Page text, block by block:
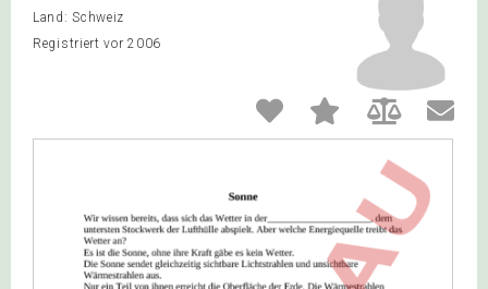
Land: Schweiz
Registriert vor 2006